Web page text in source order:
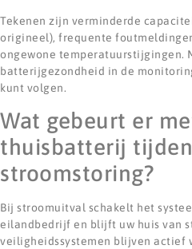
Tekenen zijn verminderde
origineel), frequente
ongewone temperatuurstijgingen.
batterijgezondheid in de
kunt volgen.
Wat gebeurt er
thuisbatterij
stroomstoring?
Bij stroomuitval schakelt het
eilandbedrijf en blijft uw huis van
veiligheidssystemen blijven actief